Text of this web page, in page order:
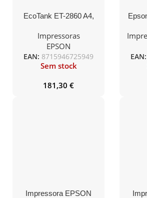
EcoTank ET-2860 A4,
incluída
Impressoras
EPSON
EAN: 8715946725949
Sem stock
181,30 €
EAN:
Impressora EPSON